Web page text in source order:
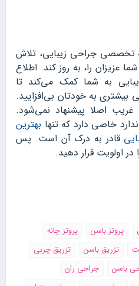
تخصصی جراحی زیبایی، تلاش
عزیزان را، به روز کند. اطلاع
به شما کمک می‌کند تا
بیشتری به خودتان بی‌افزایید.
اصلا پیشنهاد نمی‌شود.
خاصی دارد که تنها بهترین
قادر به درک آن است. پس
اولویت قرار دهید.
پروتز باسن
پروتز چانه
تزریق باسن
تزریق چربی
باسن
جراحی ران